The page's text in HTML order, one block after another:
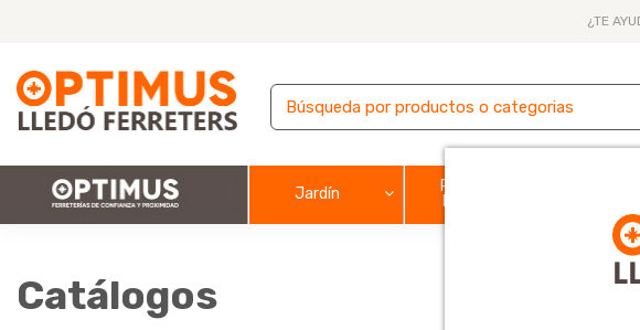
¿TE
Jardín
Pintura y
Catálogos